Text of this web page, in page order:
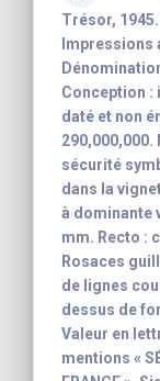
Trésor,
Impressions
Conception :
daté et non
sécurité
dans la
à dominante
mm. Recto :
Rosaces
de lignes
dessus de
Valeur en
mentions «